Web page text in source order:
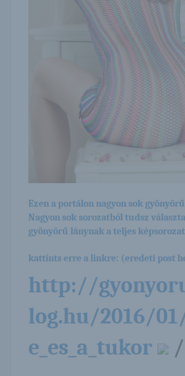
Ezen a portálon nagyon sok
Nagyon sok sorozatból tudsz
gyönyörű lánynak a teljes
kattints erre a linkre: (eredeti post
http://
log.hu/2016/
e_es_a_tukor
/